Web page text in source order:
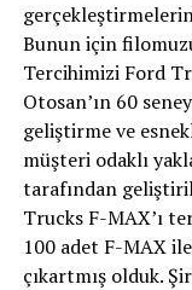
Bunun için
Tercihimizi Ford
Otosan’ın 60
geliştirme ve
müşteri odaklı
tarafından
Trucks F-MAX’ı
100 adet F-MAX
çıkartmış olduk.